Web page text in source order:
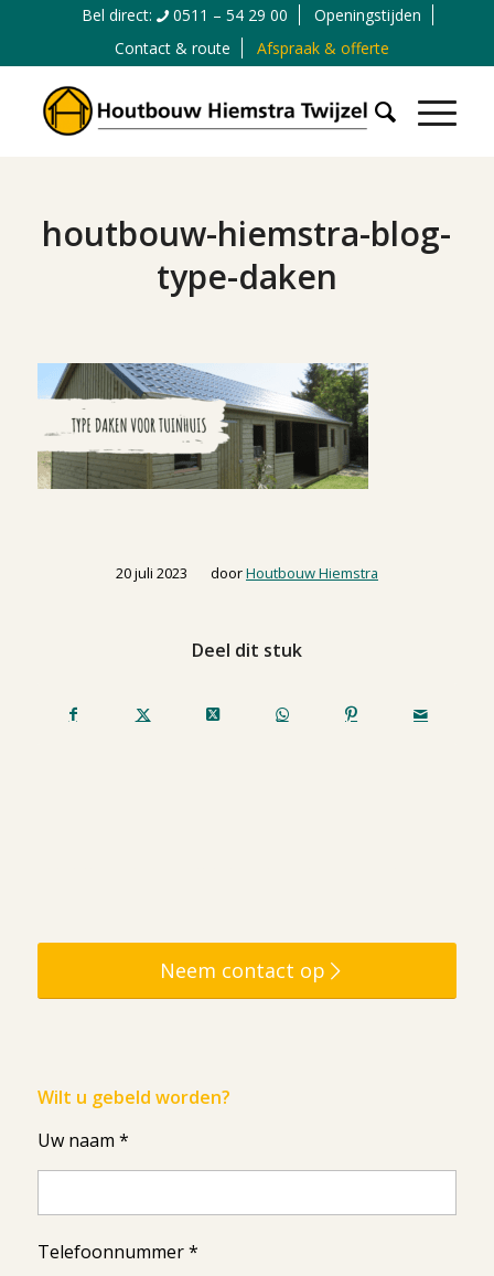
Bel direct: 0511 – 54 29 00
Openingstijden
Contact & route
Afspraak & offerte
houtbouw-hiemstra-blog-
type-daken
20 juli 2023
/ doorHoutbouw Hiemstra
Deel dit stuk
Neem contact op
Wilt u gebeld worden?
Uw naam *
Telefoonnummer *